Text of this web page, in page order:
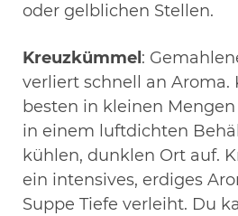
oder gelblichen Stellen.
Kreuzkümmel :
verliert schnell an Aroma.
besten in kleinen
in einem luftdichten
kühlen, dunklen Ort auf.
ein intensives, erdiges
Suppe Tiefe verleiht. Du